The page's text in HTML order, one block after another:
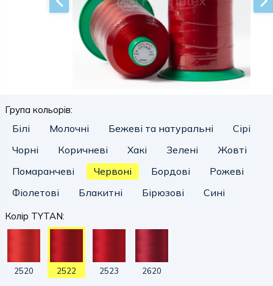
Група кольорів:
Білі Молочні Бежеві та натуральні
Сірі
Чорні
Коричневі Хакі Зелені
Жовті
Помаранчеві
Червоні Бордові
Рожеві
Фіолетові
Блакитні Бірюзові Сині
Колір TYTAN:
2520 2522 2523 2620